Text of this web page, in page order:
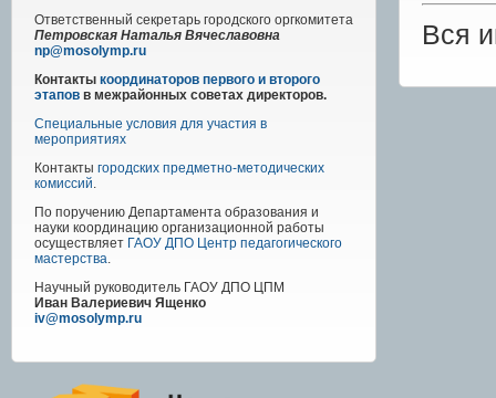
Ответственный секретарь городского оргкомитета
Петровская Наталья Вячеславовна
np@mosolymp.ru
Контакты координаторов первого и второго
этапов в межрайонных советах директоров.
Специальные условия для участия в
мероприятиях
Контакты городских предметно-методических
комиссий.
По поручению Департамента образования и
науки координацию организационной работы
осуществляет ГАОУ ДПО Центр педагогического
мастерства.
Научный руководитель ГАОУ ДПО ЦПМ
Иван Валериевич Ященко
iv@mosolymp.ru
Вся